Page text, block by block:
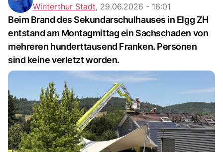
Winterthur Stadt, 29.06.2026 - 16:01
Beim Brand des Sekundarschulhauses in Elgg ZH
entstand am Montagmittag ein Sachschaden von
mehreren hunderttausend Franken. Personen
sind keine verletzt worden.